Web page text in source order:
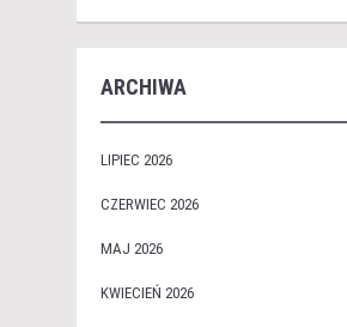
ARCHIWA
LIPIEC 2026
CZERWIEC 2026
MAJ 2026
KWIECIEŃ 2026